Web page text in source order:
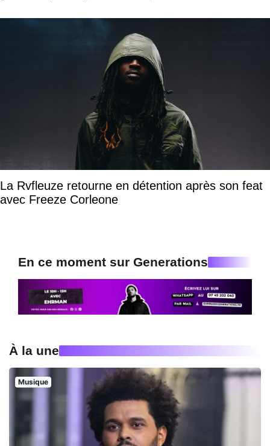
La Rvfleuze retourne en détention après son feat
avec Freeze Corleone
En ce moment sur Generations
À la une
Musique